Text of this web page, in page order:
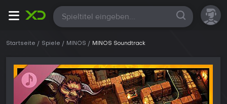
Alle
Startseite Spiele MINOS MINOS Soundtrack